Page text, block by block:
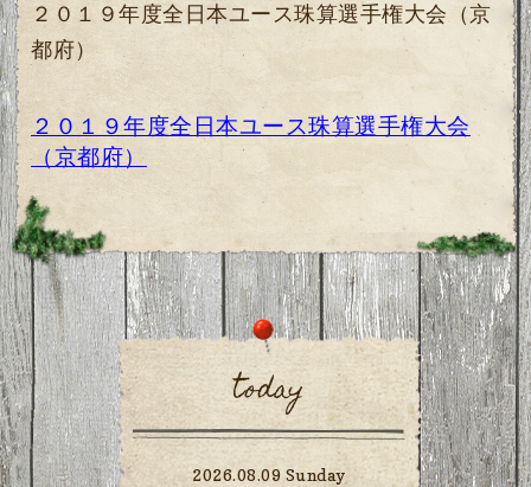
２０１９年度全日本ユース珠算選手権大会（京
都府）
２０１９年度全日本ユース珠算選手権大会
（京都府）
today
2026.08.09 Sunday